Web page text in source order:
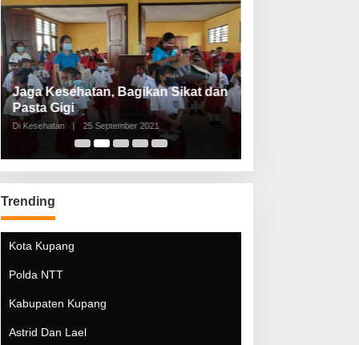
Jaga Kesehatan, Bagikan Sikat dan
Pasta Gigi
Di Kesehatan | 25 September 2021
Trending
Kota Kupang
Polda NTT
Kabupaten Kupang
Astrid Dan Lael